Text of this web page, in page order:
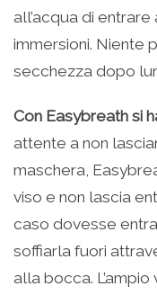
all’acqua di
immersioni. Niente
secchezza dopo
Con Easybreath si
attente a non
maschera,
viso e non lascia
caso dovesse
soffiarla fuori
alla bocca.